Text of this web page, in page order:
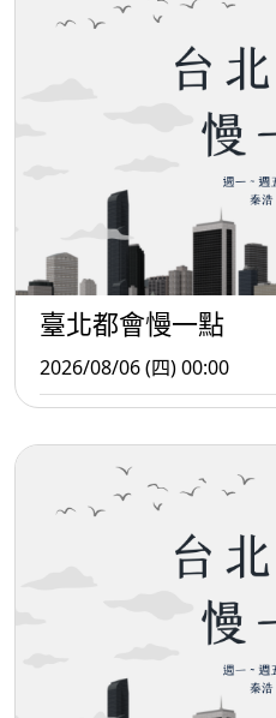
臺北都會慢一點
2026/08/06 (四) 00:00